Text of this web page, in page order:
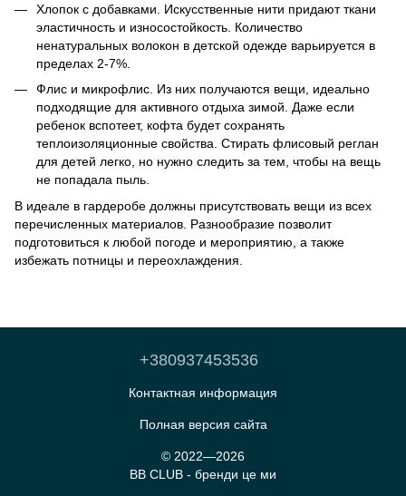
Хлопок с добавками. Искусственные нити придают ткани
эластичность и износостойкость. Количество
ненатуральных волокон в детской одежде варьируется в
пределах 2-7%.
Флис и микрофлис. Из них получаются вещи, идеально
подходящие для активного отдыха зимой. Даже если
ребенок вспотеет, кофта будет сохранять
теплоизоляционные свойства. Стирать флисовый реглан
для детей легко, но нужно следить за тем, чтобы на вещь
не попадала пыль.
В идеале в гардеробе должны присутствовать вещи из всех
перечисленных материалов. Разнообразие позволит
подготовиться к любой погоде и мероприятию, а также
избежать потницы и переохлаждения.
+380937453536
Контактная информация
Полная версия сайта
© 2022—2026
BB CLUB - бренди це ми